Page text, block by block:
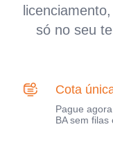
só no seu
Cota
Pague
BA sem